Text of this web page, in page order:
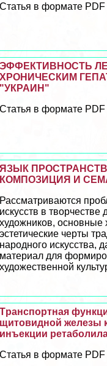
Статья в формате PDF
ЭФФЕКТИВНОСТЬ
ХРОНИЧЕСКИМ
"УКРАИН"
Статья в формате PDF
ЯЗЫК
КОМПОЗИЦИЯ И
Рассматриваются
искусств в творчестве
художников, основные
эстетические черты
народного
материал для
художественной
Tрaнcпортная
щитовидной железы
инъекции
Статья в формате PDF